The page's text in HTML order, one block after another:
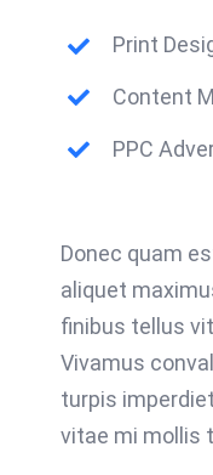
Print
Content
PPC
Donec quam
aliquet
finibus tellus
Vivamus
turpis
vitae mi mollis